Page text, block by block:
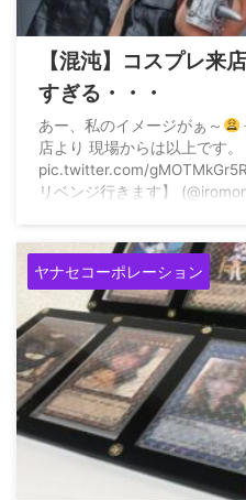
【混沌】コスプレ来
すぎる・・・
あー、私のイメージがぁ～
店より 現場からは以上です。
pic.twitter.com/
リベンジ行きます】
ヤナセコーポレーション